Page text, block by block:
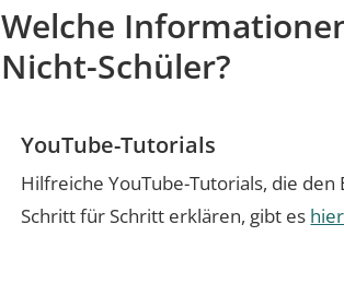
Welche
Nicht-Schüler?
YouTube-Tutorials
Hilfreiche YouTube-Tutorials, die
Schritt für Schritt erklären, gibt es